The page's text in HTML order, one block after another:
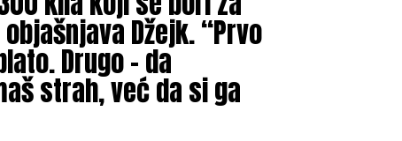
Džejk. “Prvo
Drugo – da
strah, već da si ga